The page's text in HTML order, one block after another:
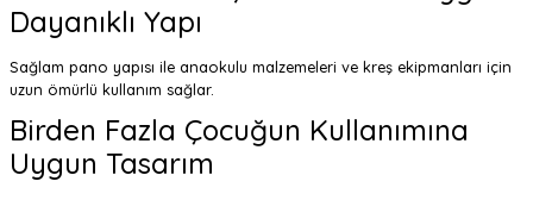
Dayanıklı Yapı
Sağlam pano yapısı ile anaokulu malzemeleri ve kreş ekipmanları için
uzun ömürlü kullanım sağlar.
Birden Fazla Çocuğun Kullanımına
Uygun Tasarım